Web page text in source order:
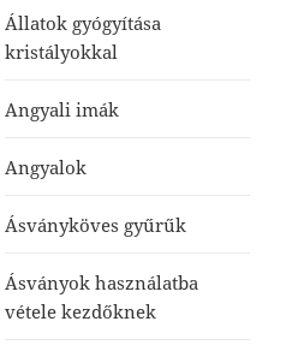
Állatok gyógyítása
kristályokkal
Angyali imák
Angyalok
Ásványköves gyűrűk
Ásványok használatba
vétele kezdőknek